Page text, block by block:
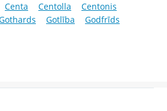
Centa Centolla
Centonis
Gotlība
Godfrīds